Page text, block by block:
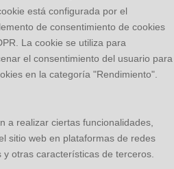
está configurada por el
de consentimiento de cookies
La cookie se utiliza para
el consentimiento del usuario para
en la categoría "Rendimiento".
a realizar ciertas funcionalidades,
sitio web en plataformas de redes
otras características de terceros.